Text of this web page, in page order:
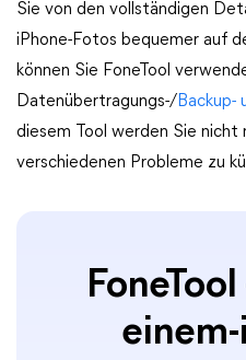
Sie von den vollständigen
iPhone-Fotos bequemer auf
können Sie FoneTool
Datenübertragungs-/ Backup-
diesem Tool werden Sie nicht
verschiedenen Probleme zu